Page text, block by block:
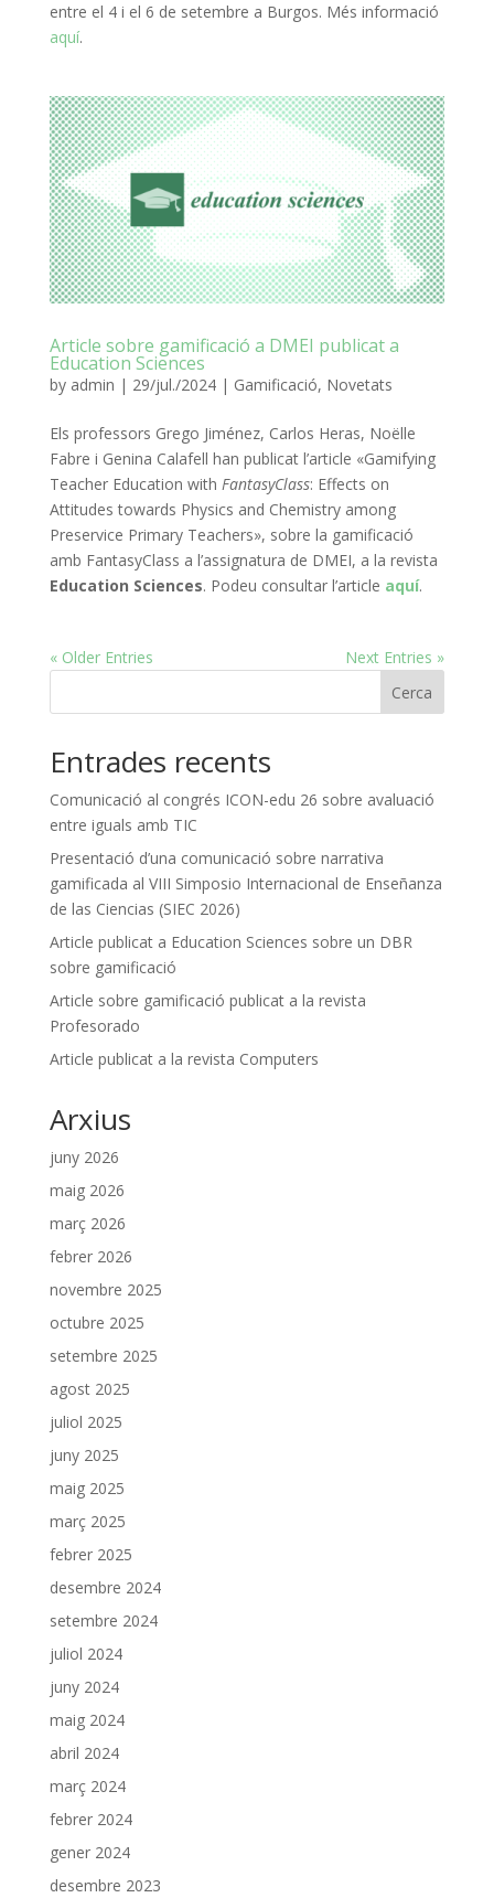
entre el 4 i el 6 de setembre a Burgos. Més informació
aquí.
Article sobre gamificació a DMEI publicat a
Education Sciences
by admin | 29/jul./2024| Gamificació, Novetats
Els professors Grego Jiménez, Carlos Heras, Noëlle
Fabre i Genina Calafell han publicat l’article «Gamifying
Teacher Education with FantasyClass: Effects on
Attitudes towards Physics and Chemistry among
Preservice Primary Teachers», sobre la gamificació
amb FantasyClass a l’assignatura de DMEI, a la revista
Education Sciences. Podeu consultar l’article aquí.
« Older Entries
Next Entries »
Cerca
Entrades recents
Comunicació al congrés ICON-edu 26 sobre avaluació
entre iguals amb TIC
Presentació d’una comunicació sobre narrativa
gamificada al VIII Simposio Internacional de Enseñanza
de las Ciencias (SIEC 2026)
Article publicat a Education Sciences sobre un DBR
sobre gamificació
Article sobre gamificació publicat a la revista
Profesorado
Article publicat a la revista Computers
Arxius
juny 2026
maig 2026
març 2026
febrer 2026
novembre 2025
octubre 2025
setembre 2025
agost 2025
juliol 2025
juny 2025
maig 2025
març 2025
febrer 2025
desembre 2024
setembre 2024
juliol 2024
juny 2024
maig 2024
abril 2024
març 2024
febrer 2024
gener 2024
desembre 2023